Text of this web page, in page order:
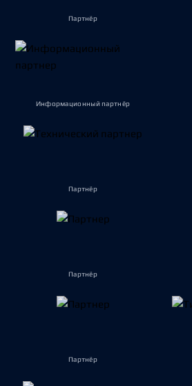
Партнёр
Информационный партнёр
Партнёр
Партнёр
Партнёр